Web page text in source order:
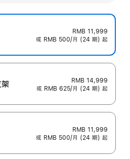
RMB 11,999
或 RMB 500/月 (24 期) 起
架
RMB 14,999
或 RMB 625/月 (24 期) 起
RMB 11,999
或 RMB 500/月 (24 期) 起